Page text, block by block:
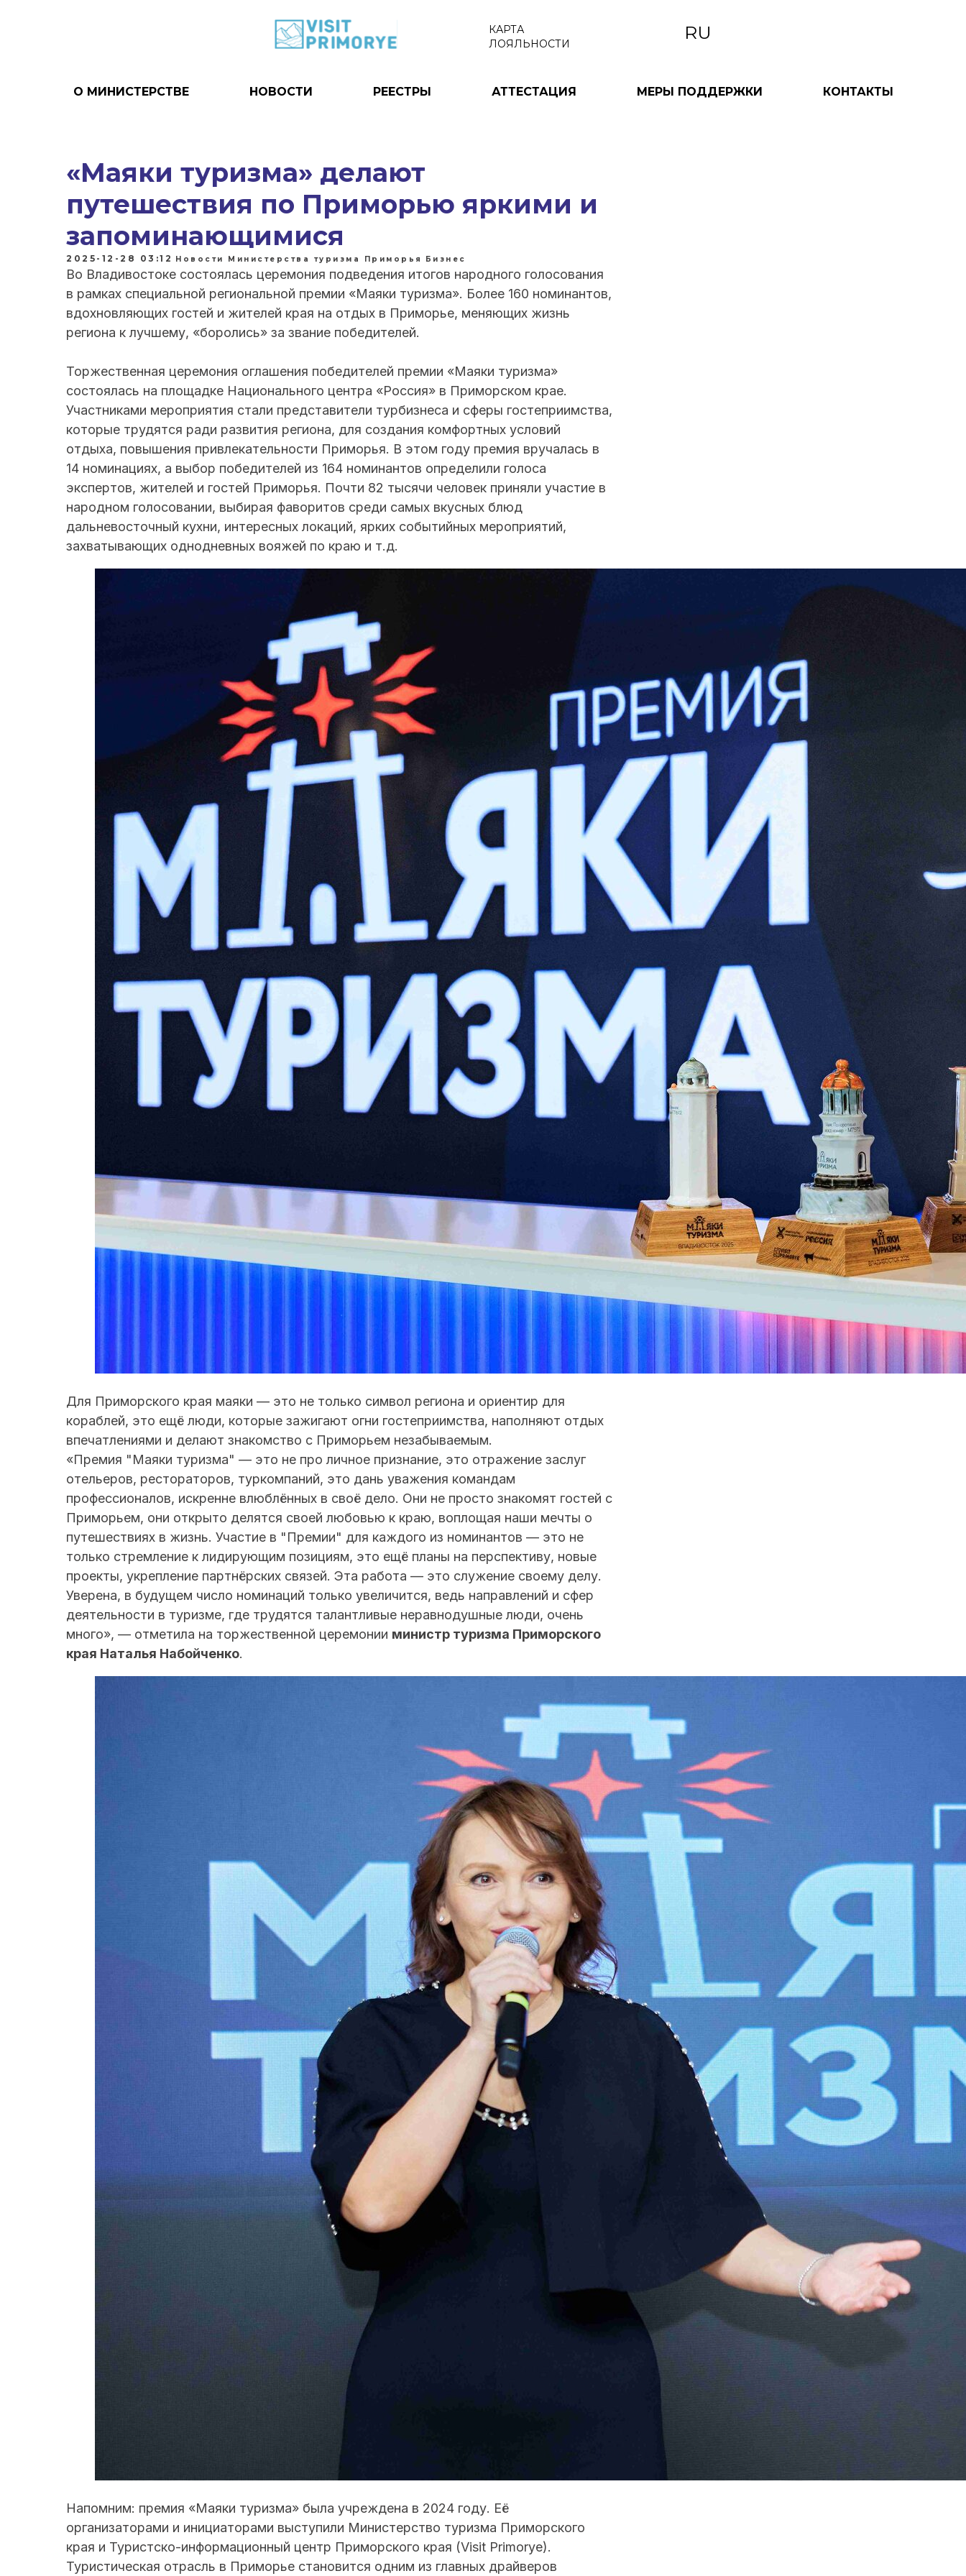
RU
КАРТА
ЛОЯЛЬНОСТИ
О МИНИСТЕРСТВЕ НОВОСТИ РЕЕСТРЫ АТТЕСТАЦИЯ МЕРЫ ПОДДЕРЖКИ КОНТАКТЫ
«Маяки туризма» делают
путешествия по Приморью яркими и
запоминающимися
2025-12-28 03:12 Новости Министерства туризма Приморья Бизнес
Во Владивостоке состоялась церемония подведения итогов народного голосования
в рамках специальной региональной премии «Маяки туризма». Более 160 номинантов,
вдохновляющих гостей и жителей края на отдых в Приморье, меняющих жизнь
региона к лучшему, «боролись» за звание победителей.
Торжественная церемония оглашения победителей премии «Маяки туризма»
состоялась на площадке Национального центра «Россия» в Приморском крае.
Участниками мероприятия стали представители турбизнеса и сферы гостеприимства,
которые трудятся ради развития региона, для создания комфортных условий
отдыха, повышения привлекательности Приморья. В этом году премия вручалась в
14 номинациях, а выбор победителей из 164 номинантов определили голоса
экспертов, жителей и гостей Приморья. Почти 82 тысячи человек приняли участие в
народном голосовании, выбирая фаворитов среди самых вкусных блюд
дальневосточный кухни, интересных локаций, ярких событийных мероприятий,
захватывающих однодневных вояжей по краю и т.д.
Для Приморского края маяки — это не только символ региона и ориентир для
кораблей, это ещё люди, которые зажигают огни гостеприимства, наполняют отдых
впечатлениями и делают знакомство с Приморьем незабываемым.
«Премия "Маяки туризма" — это не про личное признание, это отражение заслуг
отельеров, рестораторов, туркомпаний, это дань уважения командам
профессионалов, искренне влюблённых в своё дело. Они не просто знакомят гостей с
Приморьем, они открыто делятся своей любовью к краю, воплощая наши мечты о
путешествиях в жизнь. Участие в "Премии" для каждого из номинантов — это не
только стремление к лидирующим позициям, это ещё планы на перспективу, новые
проекты, укрепление партнёрских связей. Эта работа — это служение своему делу.
Уверена, в будущем число номинаций только увеличится, ведь направлений и сфер
деятельности в туризме, где трудятся талантливые неравнодушные люди, очень
много», — отметила на торжественной церемонии министр туризма Приморского
края Наталья Набойченко.
Напомним: премия «Маяки туризма» была учреждена в 2024 году. Её
организаторами и инициаторами выступили Министерство туризма Приморского
края и Туристско-информационный центр Приморского края (Visit Primorye).
Туристическая отрасль в Приморье становится одним из главных драйверов